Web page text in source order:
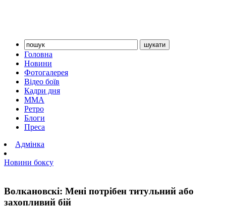
Головна
Новини
Фотогалерея
Відео боїв
Кадри дня
ММА
Ретро
Блоги
Преса
Адмінка
Новини боксу
Волкановскі: Мені потрібен титульний або
захопливий бій